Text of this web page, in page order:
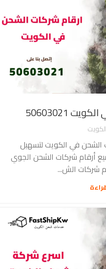
50603021
الشحن في الكويت لتسهيل
أرقام شركات الشحن الجوي
شركات الش...